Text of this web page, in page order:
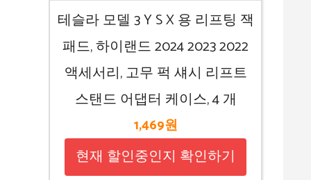
테슬라 모델 3 Y S X 용 리프팅 잭
패드, 하이랜드 2024 2023 2022
액세서리, 고무 퍽 섀시 리프트
스탠드 어댑터 케이스, 4 개
1,469원
현재 할인중인지 확인하기